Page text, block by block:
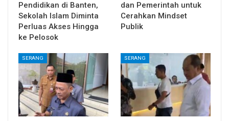
Pendidikan di Banten,
Sekolah Islam Diminta
Perluas Akses Hingga
ke Pelosok
dan Pemerintah untuk
Cerahkan Mindset
Publik
SERANG SERANG